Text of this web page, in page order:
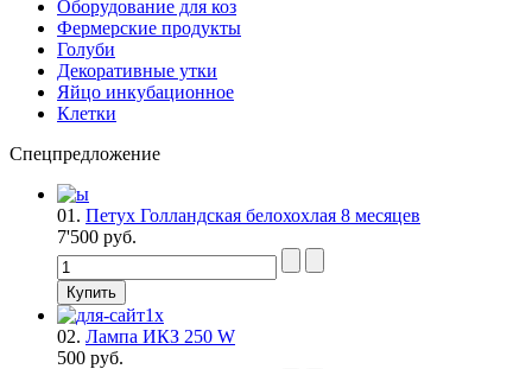
Оборудование для коз
Фермерские продукты
Голуби
Декоративные утки
Яйцо инкубационное
Клетки
Спецпредложение
01. Петух Голландская белохохлая 8 месяцев
7'500 руб.
02. Лампа ИКЗ 250 W
500 руб.